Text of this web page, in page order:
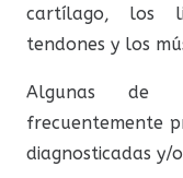
cartílago, los
tendones y los
Algunas de
frecuentemente
diagnosticadas y/